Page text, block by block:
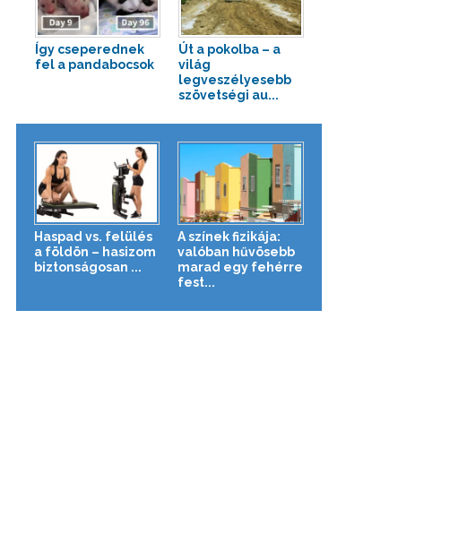
Így cseperednek
fel a pandabocsok
Út a pokolba – a
világ
legveszélyesebb
szövetségi au...
Haspad vs. felülés
a földön – hasizom
biztonságosan ...
A színek fizikája:
valóban hűvösebb
marad egy fehérre
fest...